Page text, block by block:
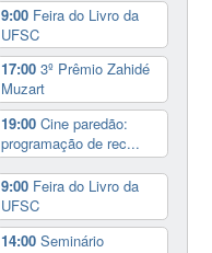
9:00 Feira do Livro da
UFSC
17:003º Prêmio Zahidé
Muzart
19:00Cine paredão:
programação de rec...
9:00 Feira do Livro da
UFSC
14:00Seminário